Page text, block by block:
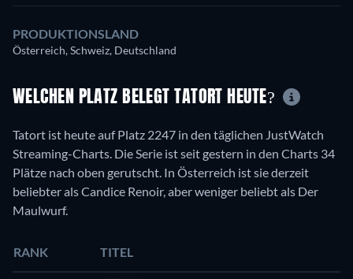
PRODUKTIONSLAND
Österreich, Schweiz, Deutschland
WELCHEN PLATZ BELEGT TATORT HEUTE?
Tatort ist heute auf Platz 2247 in den täglichen JustWatch
Streaming-Charts. Die Serie ist seit gestern in den Charts 34
Plätze nach oben gerutscht. In Österreich ist sie derzeit
beliebter als Candice Renoir, aber weniger beliebt als Der
Maulwurf.
RANK TITEL